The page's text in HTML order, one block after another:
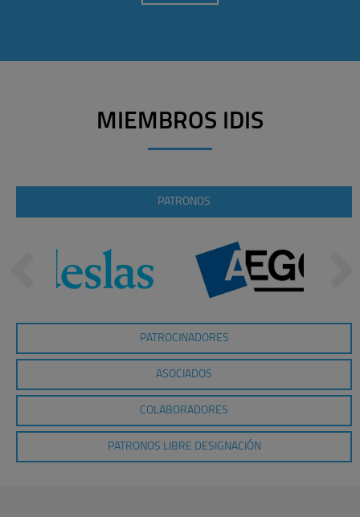
MIEMBROS IDIS
PATRONOS
PATROCINADORES
ASOCIADOS
COLABORADORES
PATRONOS LIBRE DESIGNACIÓN